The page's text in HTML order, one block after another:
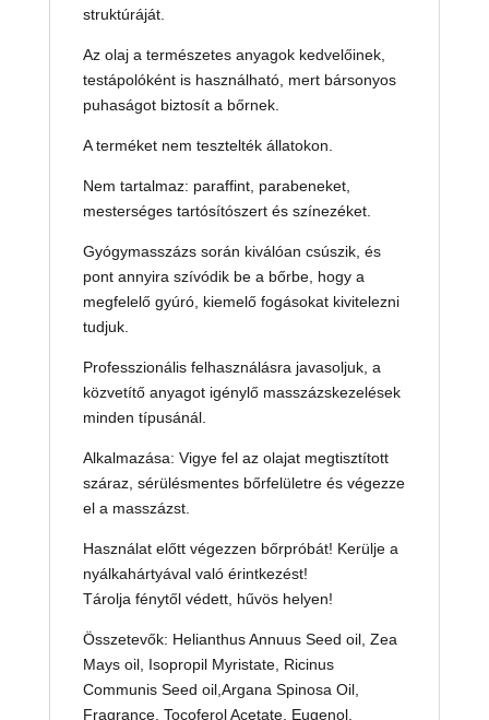
struktúráját.
Az olaj a természetes anyagok kedvelőinek,
testápolóként is használható, mert bársonyos
puhaságot biztosít a bőrnek.
A terméket nem tesztelték állatokon.
Nem tartalmaz: paraffint, parabeneket,
mesterséges tartósítószert és színezéket.
Gyógymasszázs során kiválóan csúszik, és
pont annyira szívódik be a bőrbe, hogy a
megfelelő gyúró, kiemelő fogásokat kivitelezni
tudjuk.
Professzionális felhasználásra javasoljuk, a
közvetítő anyagot igénylő masszázskezelések
minden típusánál.
Alkalmazása: Vigye fel az olajat megtisztított
száraz, sérülésmentes bőrfelületre és végezze
el a masszázst.
Használat előtt végezzen bőrpróbát! Kerülje a
nyálkahártyával való érintkezést!
Tárolja fénytől védett, hűvös helyen!
Összetevők: Helianthus Annuus Seed oil, Zea
Mays oil, Isopropil Myristate, Ricinus
Communis Seed oil,Argana Spinosa Oil,
Fragrance, Tocoferol Acetate, Eugenol,